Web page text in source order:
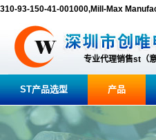
310-93-150-41-001000,Mill-Max
专业代理销售st（
ST产品选型 产品